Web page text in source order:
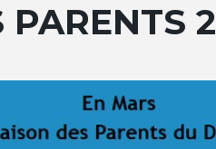
PARENTS 2